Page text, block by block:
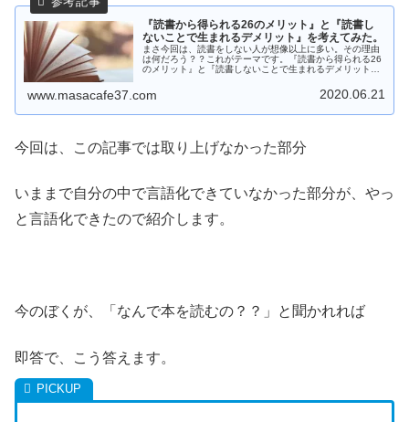
『読書から得られる26のメリット』と『読書し
ないことで生まれるデメリット』を考えてみた。
まさ今回は、読書をしない人が想像以上に多い。その理由
は何だろう？？これがテーマです。『読書から得られる26
のメリット』と『読書しないことで生まれるデメリット』
www.masacafe37.com 2020.06.21
今回は、この記事では取り上げなかった部分
いままで自分の中で言語化できていなかった部分が、やっ
と言語化できたので紹介します。
今のぼくが、「なんで本を読むの？？」と聞かれれば
即答で、こう答えます。